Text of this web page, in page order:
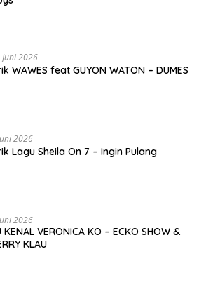
Juni 2026
WAWES feat GUYON WATON – DUMES
2026
Lagu Sheila On 7 – Ingin Pulang
2026
KENAL VERONICA KO – ECKO SHOW &
KLAU